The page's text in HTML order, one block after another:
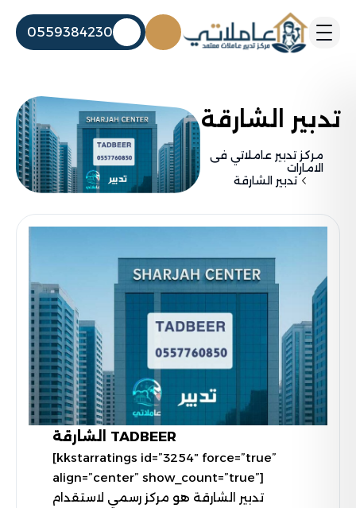
0559384230
تدبير الشارقة
مركز تدبير عاملاتي فى
الامارات
تدبير الشارقة
الشارقة TADBEER
[kkstarratings id=”3254″ force=”true”
align=”center” show_count=”true”]
تدبير الشارقة هو مركز رسمي لاستقدام